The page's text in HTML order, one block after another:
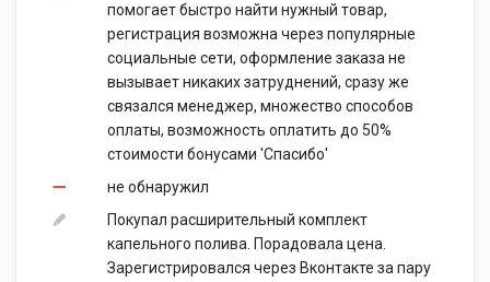
помогает быстро найти нужный товар,
регистрация возможна через популярные
социальные сети, оформление заказа не
вызывает никаких затруднений, сразу же
связался менеджер, множество способов
оплаты, возможность оплатить до 50%
стоимости бонусами 'Спасибо'
не обнаружил
Покупал расширительный комплект
капельного полива. Порадовала цена.
Зарегистрировался через Вконтакте за пару